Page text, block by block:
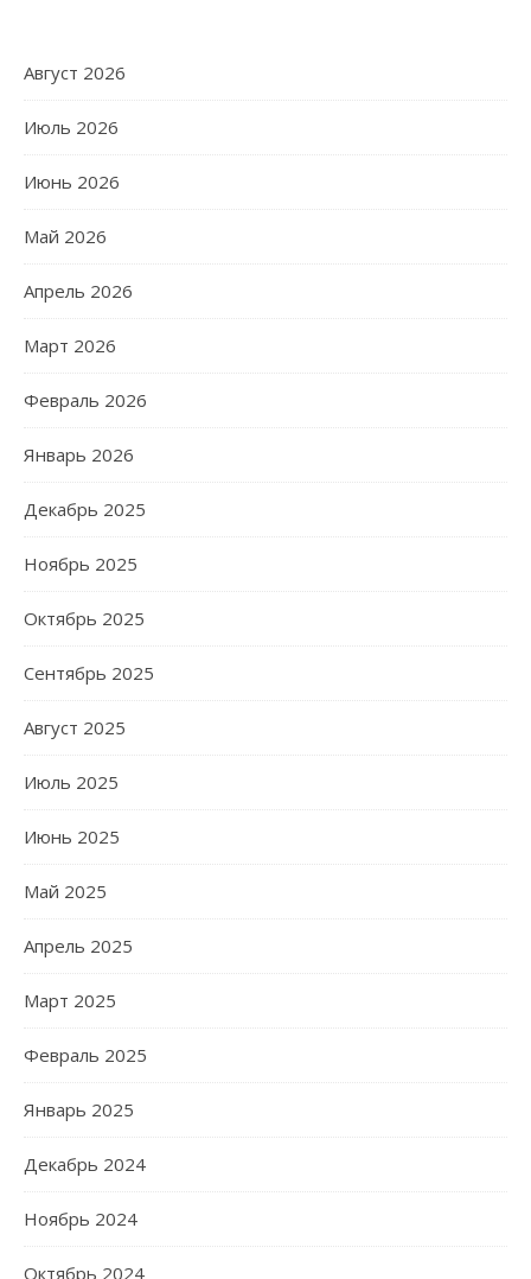
Август 2026
Июль 2026
Июнь 2026
Май 2026
Апрель 2026
Март 2026
Февраль 2026
Январь 2026
Декабрь 2025
Ноябрь 2025
Октябрь 2025
Сентябрь 2025
Август 2025
Июль 2025
Июнь 2025
Май 2025
Апрель 2025
Март 2025
Февраль 2025
Январь 2025
Декабрь 2024
Ноябрь 2024
Октябрь 2024